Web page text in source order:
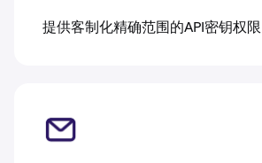
提供客制化精确范围的API密钥权限